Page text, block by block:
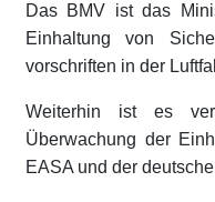
Das BMV ist das
Einhaltung von
vorschriften in der
Weiterhin ist es
Überwachung der
EASA und der